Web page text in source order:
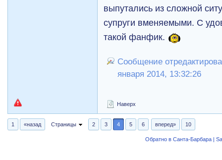
выпутались из сложной
супруги вменяемыми. С
такой фанфик.
Сообщение
января 2014, 13:32:26
Наверх
1 «назад Страницы 2 3 4 5 6 вперед» 10
Обратно в Санта-Барбара |